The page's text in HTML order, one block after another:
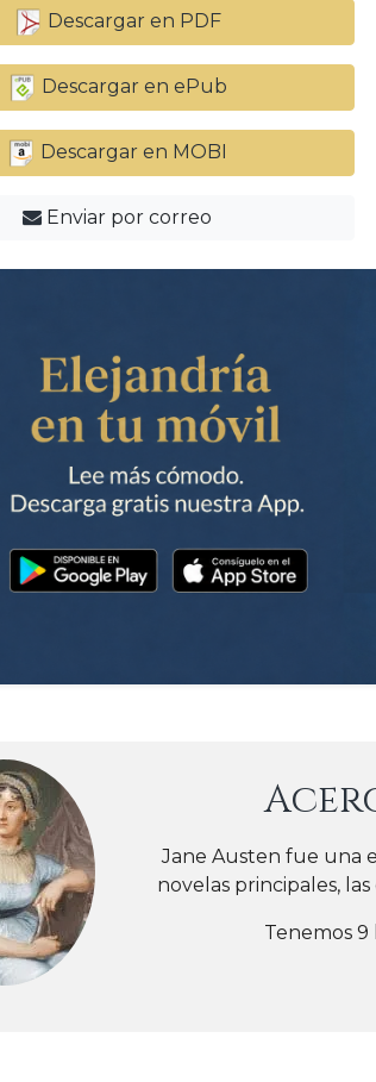
Descargar en PDF
Descargar en ePub
Descargar en MOBI
Enviar por correo
Jane Austen fue una
novelas principales,
Tenemos